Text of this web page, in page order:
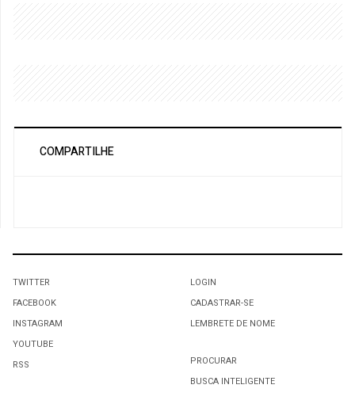
COMPARTILHE
TWITTER
FACEBOOK
INSTAGRAM
YOUTUBE
RSS
LOGIN
CADASTRAR-SE
LEMBRETE DE NOME
PROCURAR
BUSCA INTELIGENTE